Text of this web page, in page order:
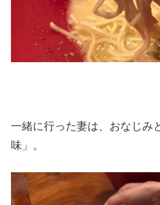
一緒に行った妻は、おなじみ
味」。